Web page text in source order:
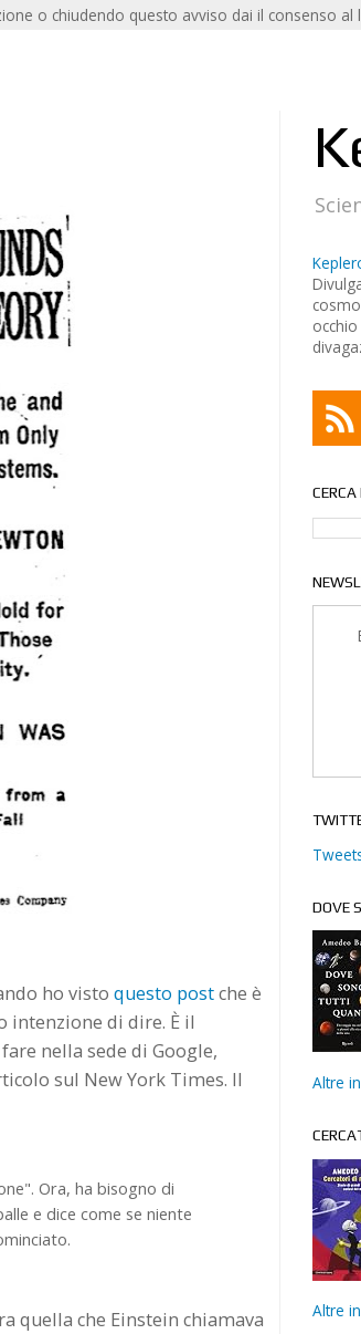
ho visto questo postche è
intenzione di dire. È il
nella sede di Google,
sul New York Times. Il
Ora, ha bisogno di
e dice come se niente
quella che Einstein chiamava
CERCA
DOVE
Altre
Altre
o chiudendo questo avviso dai il consenso al